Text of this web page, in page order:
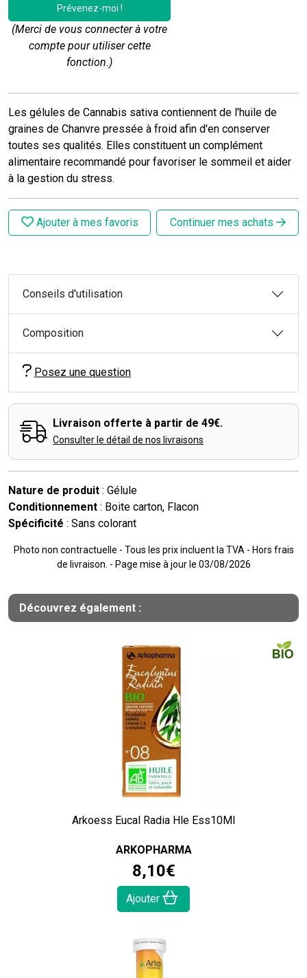
Prévenez-moi !
(Merci de vous connecter à votre
compte pour utiliser cette
fonction.)
Les gélules de Cannabis sativa contiennent de l'huile de
graines de Chanvre pressée à froid afin d'en conserver
toutes ses qualités. Elles constituent un complément
alimentaire recommandé pour favoriser le sommeil et aider
à la gestion du stress.
Ajouter à mes favoris Continuer mes achats
Conseils d'utilisation
Composition
Posez une question
Livraison offerte à partir de 49€.
Consulter le détail de nos livraisons
Nature de produit : Gélule
Conditionnement : Boite carton, Flacon
Spécificité : Sans colorant
Photo non contractuelle - Tous les prix incluent la TVA - Hors frais
de livraison. - Page mise à jour le 03/08/2026
Découvrez également :
Arkoess Eucal Radia Hle Ess10Ml
ARKOPHARMA
8,10€
Ajouter